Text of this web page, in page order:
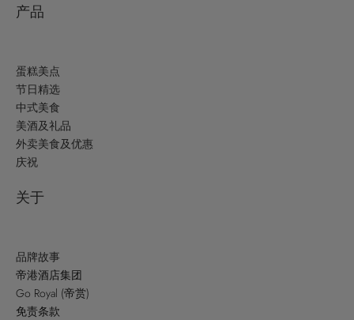
产品
蛋糕美点
节日精选
中式美食
美酒及礼品
外卖美食及优惠
庆祝
关于
品牌故事
帝港酒店集团
Go Royal (帝赏)
免责条款